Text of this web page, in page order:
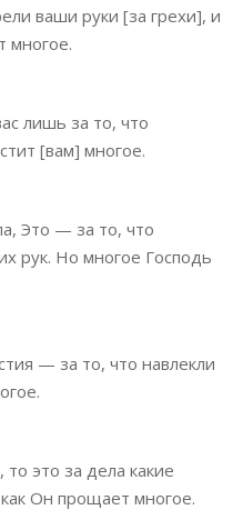
ваши руки [за грехи], и
многое.
лишь за то, что
[вам] многое.
Это — за то, что
рук. Но многое Господь
— за то, что навлекли
это за дела какие
Он прощает многое.